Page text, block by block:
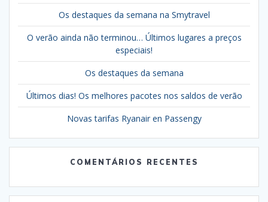
Os destaques da semana na Smytravel
O verão ainda não terminou… Últimos lugares a preços
especiais!
Os destaques da semana
Últimos dias! Os melhores pacotes nos saldos de verão
Novas tarifas Ryanair en Passengy
COMENTÁRIOS RECENTES